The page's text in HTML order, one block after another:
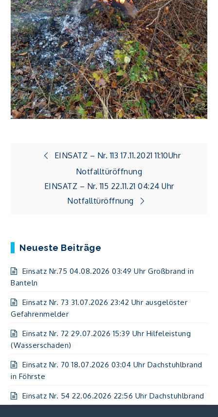
Beitragsnavigation
EINSATZ – Nr. 113 17.11.2021 11:10Uhr
Notfalltüröffnung
EINSATZ – Nr. 115 22.11.21 04:24 Uhr
Notfalltüröffnung
Neueste Beiträge
Einsatz Nr.75 04.08.2026 03:49 Uhr Großbrand in
Banteln
Einsatz Nr. 73 31.07.2026 23:42 Uhr ausgelöster
Gefahrenmelder
Einsatz Nr. 72 29.07.2026 15:39 Uhr Hilfeleistung
(Wasserschaden)
Einsatz Nr. 70 18.07.2026 03:04 Uhr Dachstuhlbrand
in Föhrste
Einsatz Nr. 54 22.06.2026 22:56 Uhr Dachstuhlbrand